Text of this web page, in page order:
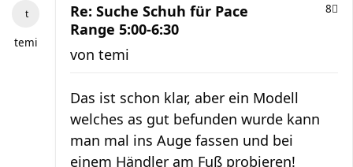
temi
Re: Suche Schuh für Pace
Range 5:00-6:30
8
von temi
Das ist schon klar, aber ein Modell
welches as gut befunden wurde kann
man mal ins Auge fassen und bei
einem Händler am Fuß probieren!